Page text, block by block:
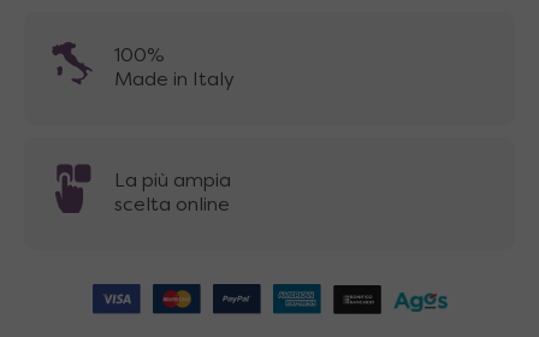
100%
Made in Italy
La più ampia
scelta online